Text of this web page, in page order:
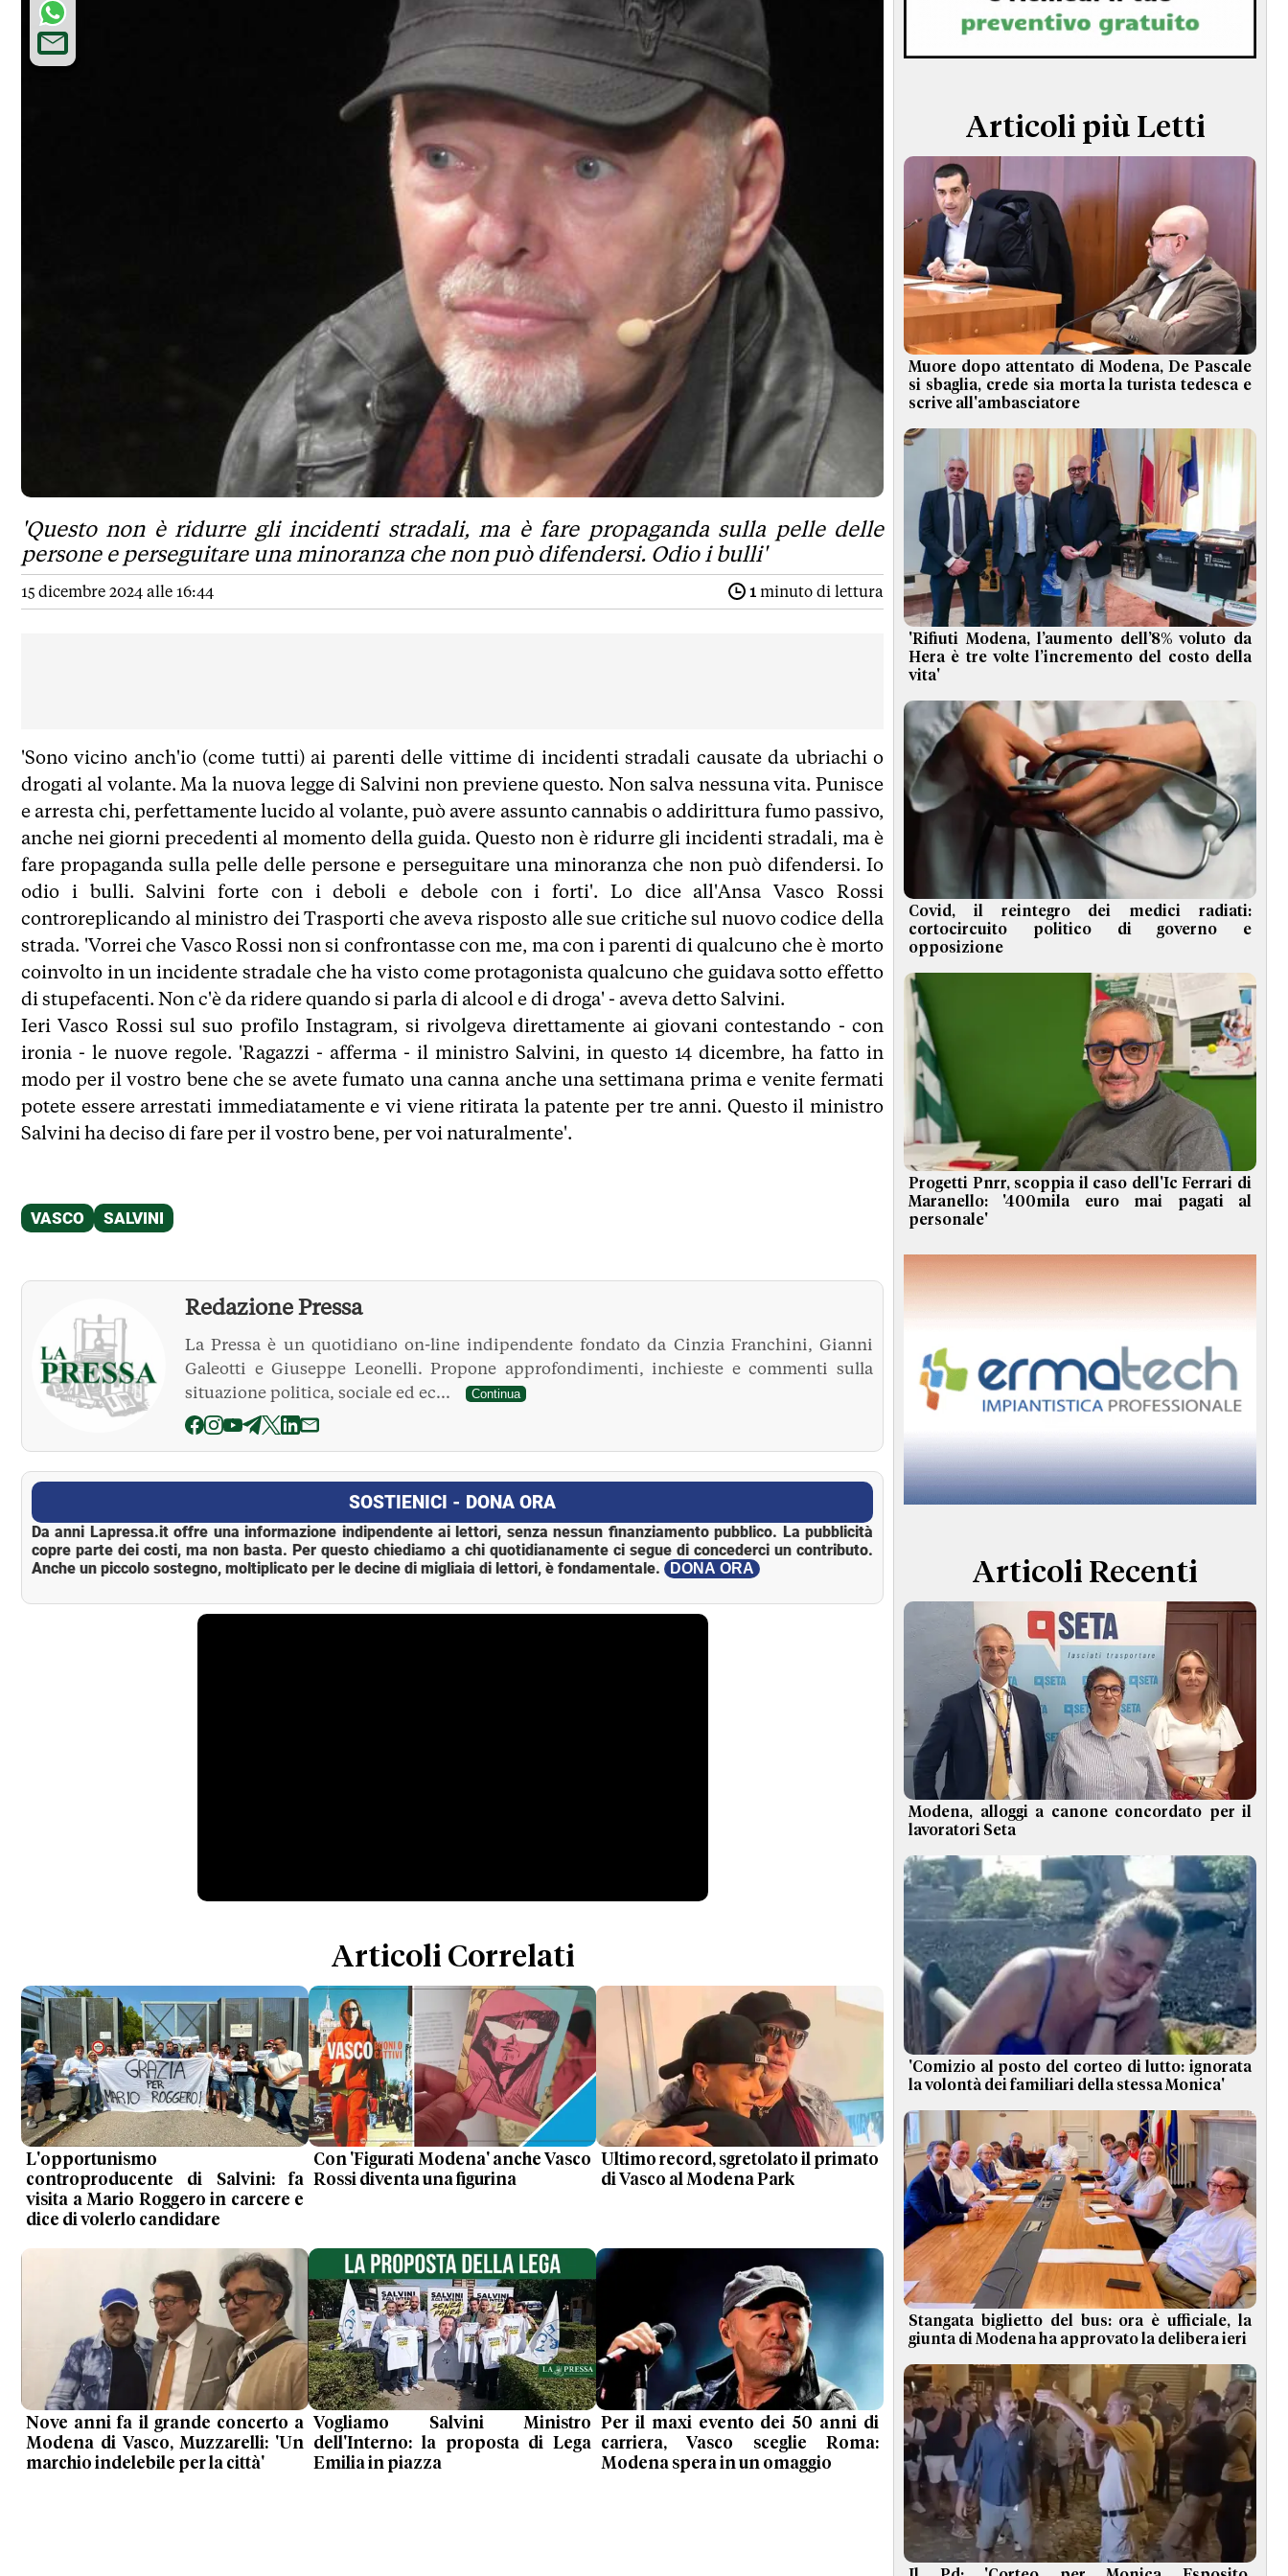
TERMINI e CONDIZIONI
'Questo non è ridurre gli incidenti stradali, ma è fare propaganda sulla pelle delle
persone e perseguitare una minoranza che non può difendersi. Odio i bulli'
15 dicembre 2024 alle 16:44 1 minuto di lettura
'Sono vicino anch'io (come tutti) ai parenti delle vittime di incidenti stradali causate da ubriachi o
drogati al volante. Ma la nuova legge di Salvini non previene questo. Non salva nessuna vita. Punisce
e arresta chi, perfettamente lucido al volante, può avere assunto cannabis o addirittura fumo passivo,
anche nei giorni precedenti al momento della guida. Questo non è ridurre gli incidenti stradali, ma è
fare propaganda sulla pelle delle persone e perseguitare una minoranza che non può difendersi. Io
odio i bulli. Salvini forte con i deboli e debole con i forti'. Lo dice all'Ansa Vasco Rossi
controreplicando al ministro dei Trasporti che aveva risposto alle sue critiche sul nuovo codice della
strada. 'Vorrei che Vasco Rossi non si confrontasse con me, ma con i parenti di qualcuno che è morto
coinvolto in un incidente stradale che ha visto come protagonista qualcuno che guidava sotto effetto
di stupefacenti. Non c'è da ridere quando si parla di alcool e di droga' - aveva detto Salvini.
Ieri Vasco Rossi sul suo profilo Instagram, si rivolgeva direttamente ai giovani contestando - con
ironia - le nuove regole. 'Ragazzi - afferma - il ministro Salvini, in questo 14 dicembre, ha fatto in
modo per il vostro bene che se avete fumato una canna anche una settimana prima e venite fermati
potete essere arrestati immediatamente e vi viene ritirata la patente per tre anni. Questo il ministro
Salvini ha deciso di fare per il vostro bene, per voi naturalmente'.
Redazione Pressa
La Pressa è un quotidiano on-line indipendente fondato da Cinzia Franchini, Gianni
Galeotti e Giuseppe Leonelli. Propone approfondimenti, inchieste e commenti sulla
situazione politica, sociale ed ec...
Continua
La Pressa
SOSTIENICI - DONA ORA
Da anni Lapressa.it offre una informazione indipendente ai lettori, senza nessun finanziamento pubblico. La pubblicità
copre parte dei costi, ma non basta. Per questo chiediamo a chi quotidianamente ci segue di concederci un contributo.
Anche un piccolo sostegno, moltiplicato per le decine di migliaia di lettori, è fondamentale.
DONA ORA
Articoli Correlati
L'opportunismo
controproducente di Salvini: fa
visita a Mario Roggero in carcere e
dice di volerlo candidare
Con 'Figurati Modena' anche Vasco
Rossi diventa una figurina
Ultimo record, sgretolato il primato
di Vasco al Modena Park
Nove anni fa il grande concerto a
Modena di Vasco, Muzzarelli: 'Un
marchio indelebile per la città'
Vogliamo Salvini Ministro
dell'Interno: la proposta di Lega
Emilia in piazza
Per il maxi evento dei 50 anni di
carriera, Vasco sceglie Roma:
Modena spera in un omaggio
Articoli più Letti
Muore dopo attentato di Modena, De Pascale
si sbaglia, crede sia morta la turista tedesca e
scrive all'ambasciatore
'Rifiuti Modena, l’aumento dell’8% voluto da
Hera è tre volte l’incremento del costo della
vita'
Covid, il reintegro dei medici radiati:
cortocircuito politico di governo e
opposizione
Progetti Pnrr, scoppia il caso dell'Ic Ferrari di
Maranello: '400mila euro mai pagati al
personale'
Articoli Recenti
Modena, alloggi a canone concordato per il
lavoratori Seta
'Comizio al posto del corteo di lutto: ignorata
la volontà dei familiari della stessa Monica'
Stangata biglietto del bus: ora è ufficiale, la
giunta di Modena ha approvato la delibera ieri